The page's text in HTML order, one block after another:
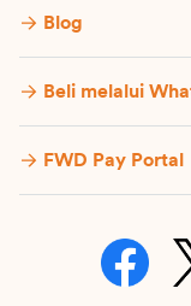
Blog
Beli melalui
FWD Pay Portal